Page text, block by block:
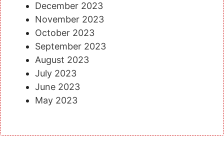
December 2023
November 2023
October 2023
September 2023
August 2023
July 2023
June 2023
May 2023